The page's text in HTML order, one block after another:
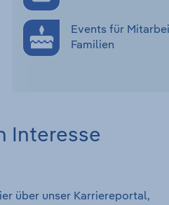
Events für
Familien
Interesse
über unser Karriereportal,